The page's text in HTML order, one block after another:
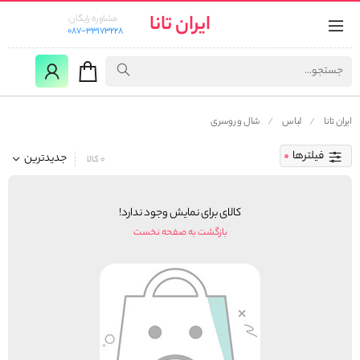
ایران تانا
مشاوره رایگان:
087-33173228
ایران تانا لباس شال و روسری
فیلترها جدیدترین 0 کالا
کالای برای نمایش وجود ندارد!
بازگشت به صفحه نخست